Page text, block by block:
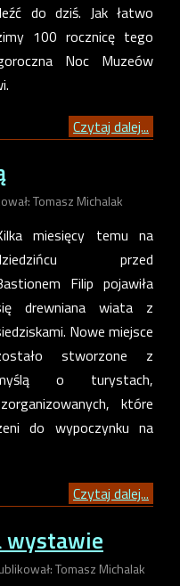
do dziś. Jak łatwo
100 rocznicę tego
Noc Muzeów
Czytaj dalej...
Tomasz Michalak
miesięcy temu na
przed
Filip pojawiła
drewniana wiata z
Nowe miejsce
stworzone z
o turystach,
które
do wypoczynku na
Czytaj dalej...
wystawie
Tomasz Michalak